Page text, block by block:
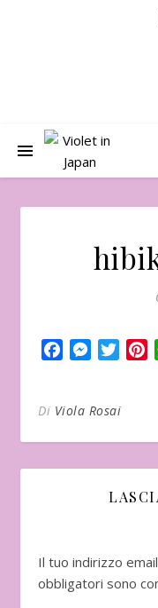
Facebook
Di Viola Rosai
Il tuo indirizzo
obbligatori sono